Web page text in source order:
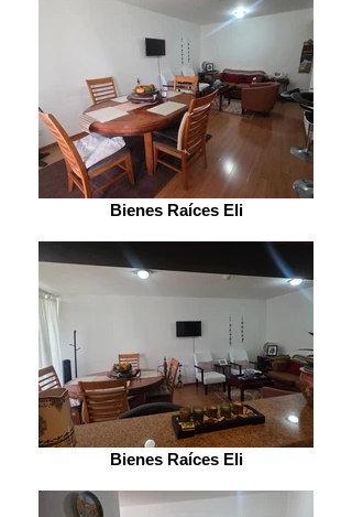
Bienes Raíces Eli
Bienes Raíces Eli